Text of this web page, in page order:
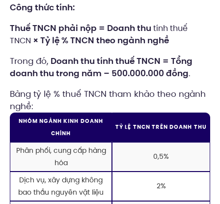
Công thức tính:
Thuế TNCN phải nộp = Doanh thu tính thuế
TNCN × Tỷ lệ % TNCN theo ngành nghề
Trong đó, Doanh thu tính thuế TNCN = Tổng
doanh thu trong năm – 500.000.000 đồng.
Bảng tỷ lệ % thuế TNCN tham khảo theo ngành
nghề:
NHÓM NGÀNH KINH DOANH
CHÍNH
TỶ LỆ TNCN TRÊN DOANH THU
Phân phối, cung cấp hàng
hóa
0,5%
Dịch vụ, xây dựng không
bao thầu nguyên vật liệu
2%